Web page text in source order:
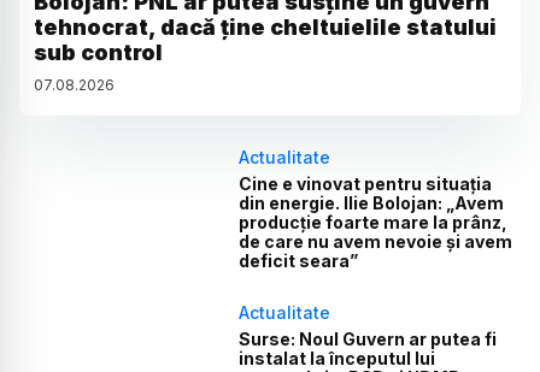
tehnocrat, dacă ține cheltuielile statului
sub control
07.08.2026
Actualitate
Cine e vinovat pentru situația
din energie. Ilie Bolojan: „Avem
producție foarte mare la prânz,
de care nu avem nevoie și avem
deficit seara”
Actualitate
Surse: Noul Guvern ar putea fi
instalat la începutul lui